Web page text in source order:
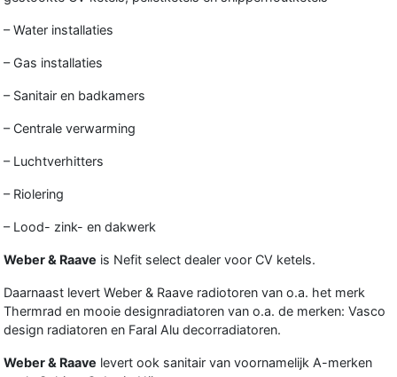
– Water installaties
– Gas installaties
– Sanitair en badkamers
– Centrale verwarming
– Luchtverhitters
– Riolering
– Lood- zink- en dakwerk
Weber & Raave is Nefit select dealer voor CV ketels.
Daarnaast levert Weber & Raave radiotoren van o.a. het merk
Thermrad en mooie designradiatoren van o.a. de merken: Vasco
design radiatoren en Faral Alu decorradiatoren.
Weber & Raave levert ook sanitair van voornamelijk A-merken